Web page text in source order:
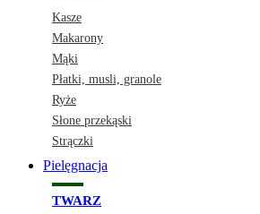
Kasze
Makarony
Mąki
Płatki, musli, granole
Ryże
Słone przekąski
Strączki
Pielęgnacja
TWARZ